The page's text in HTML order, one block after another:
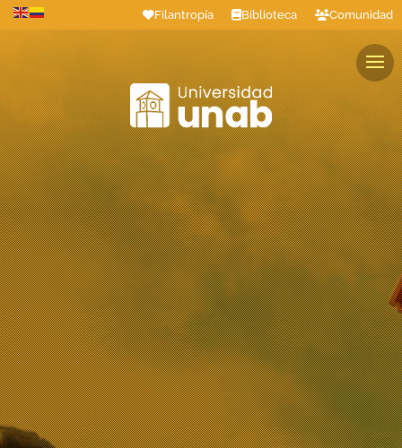
Filantropía Biblioteca Comunidad
Estudiantes Profesores Colaboradores Graduados